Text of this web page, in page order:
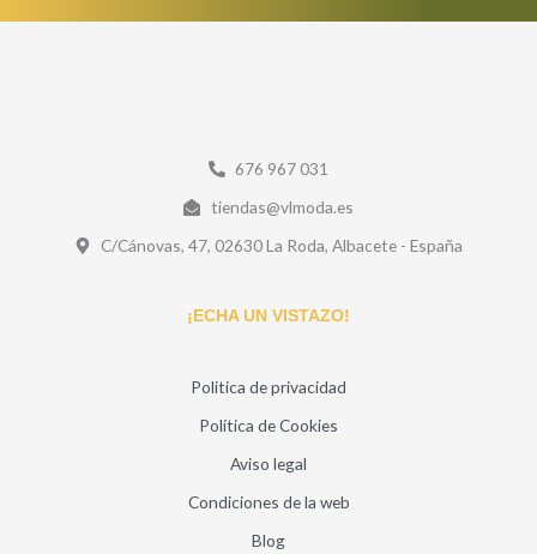
676 967 031
tiendas@vlmoda.es
C/Cánovas, 47, 02630 La Roda, Albacete - España
¡ECHA UN VISTAZO!
Politica de privacidad
Política de Cookies
Aviso legal
Condiciones de la web
Blog